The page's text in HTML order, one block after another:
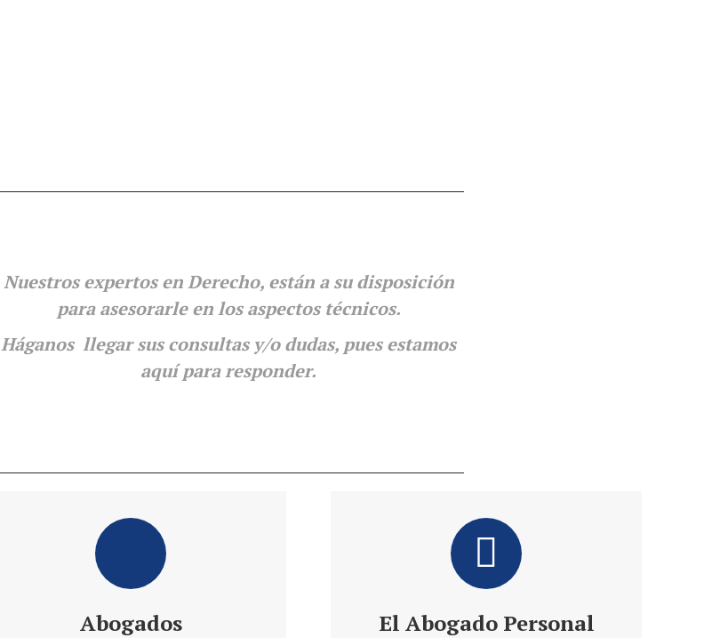
Nuestros expertos en Derecho, están a su disposición
paraasesorarle en los aspectos técnicos.
Háganos llegar sus consultas y/o dudas, pues estamos
aquí para responder.
Abogados El Abogado Personal